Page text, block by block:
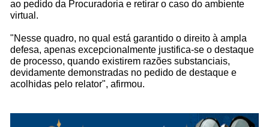
ao pedido da Procuradoria e retirar o caso do ambiente
virtual.
"Nesse quadro, no qual está garantido o direito à ampla
defesa, apenas excepcionalmente justifica-se o destaque
de processo, quando existirem razões substanciais,
devidamente demonstradas no pedido de destaque e
acolhidas pelo relator", afirmou.